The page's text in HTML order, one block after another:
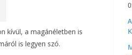
kívül, a magánéletben is
is legyen szó.